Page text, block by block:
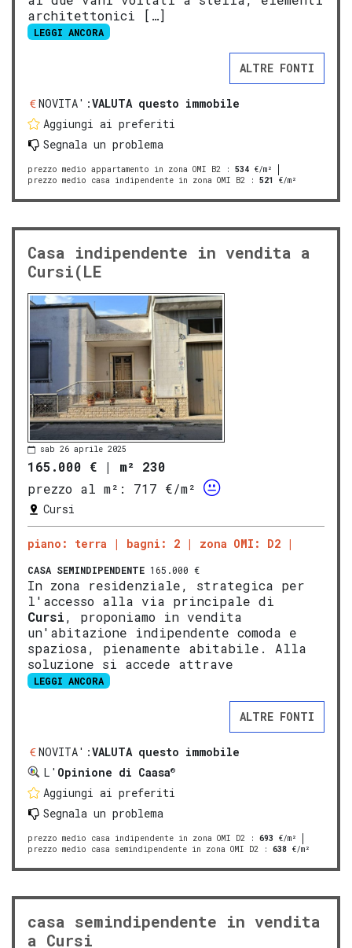
architettonici […]
LEGGI ANCORA
ALTRE FONTI
NOVITA':VALUTA questo immobile
Aggiungi ai preferiti
Segnala un problema
prezzo medio appartamento in zona OMI B2 : 534 €/m²
prezzo medio casa indipendente in zona OMI B2 : 521 €/m²
Casa indipendente in vendita a
Cursi(LE
sab 26 aprile 2025
165.000 € | m² 230
prezzo al m²:
717 €/m²
Cursi
piano: terra bagni: 2 zona OMI: D2
CASA SEMINDIPENDENTE 165.000 €
In zona residenziale, strategica per
l'accesso alla via principale di
Cursi, proponiamo in vendita
un'abitazione indipendente comoda e
spaziosa, pienamente abitabile. Alla
soluzione si accede attrave
LEGGI ANCORA
ALTRE FONTI
NOVITA':VALUTA questo immobile
L' Opinione di Caasa®
Aggiungi ai preferiti
Segnala un problema
prezzo medio casa indipendente in zona OMI D2 : 693 €/m²
prezzo medio casa semindipendente in zona OMI D2 : 638 €/m²
casa semindipendente in vendita
a Cursi